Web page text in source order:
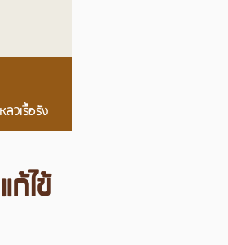
ลวเรื้อรัง
ไข้